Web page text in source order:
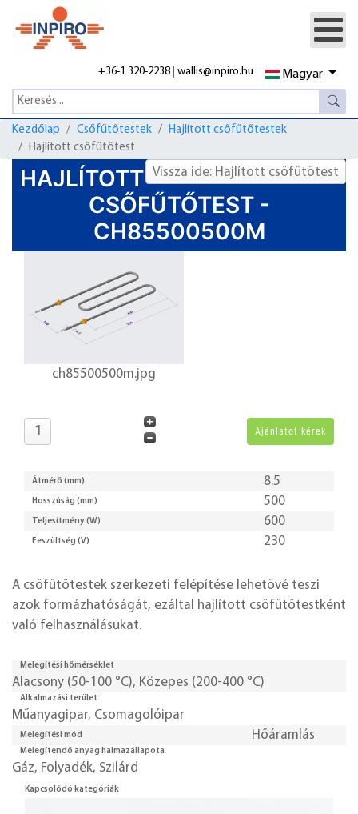
+36-1 320-2238 |wallis@inpiro.hu Magyar
Kezdőlap Csőfűtőtestek
Hajlított csőfűtőtestek
Hajlított csőfűtőtest
Vissza ide: Hajlított csőfűtőtest
HAJLÍTOTT
CSŐFŰTŐTEST -
CH85500500M
ch85500500m.jpg
Átmérő (mm) 8.5
Hosszúság (mm) 500
Teljesítmény (W) 600
Feszültség (V) 230
A csőfűtőtestek szerkezeti felépítése lehetővé teszi
azok formázhatóságát, ezáltal hajlított csőfűtőtestként
való felhasználásukat.
Melegítési hőmérséklet
Alacsony (50-100 °C), Közepes (200-400 °C)
Alkalmazási terület
Műanyagipar, Csomagolóipar
Melegítési mód Hőáramlás
Melegítendő anyag halmazállapota
Gáz, Folyadék, Szilárd
Kapcsolódó kategóriák